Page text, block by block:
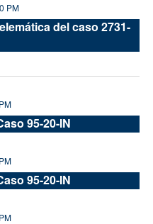
PM
del caso 2731-
95-20-IN
95-20-IN